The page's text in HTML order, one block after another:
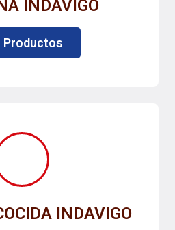
INDAVIGO
Productos
INDAVIGO